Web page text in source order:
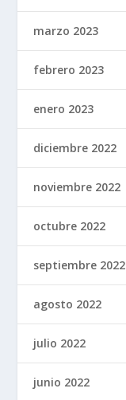
marzo 2023
febrero 2023
enero 2023
diciembre 2022
noviembre 2022
octubre 2022
septiembre 2022
agosto 2022
julio 2022
junio 2022